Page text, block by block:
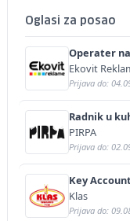
Oglasi za posao
Operater
štampu i
Ekovit
Prijava do:
Radnik u
PIRPA
Prijava do:
Key
Klas
Prijava do: